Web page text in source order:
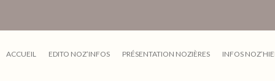
ACCUEIL EDITO NOZ’INFOS PRÉSENTATION NOZIÈRES INFOS